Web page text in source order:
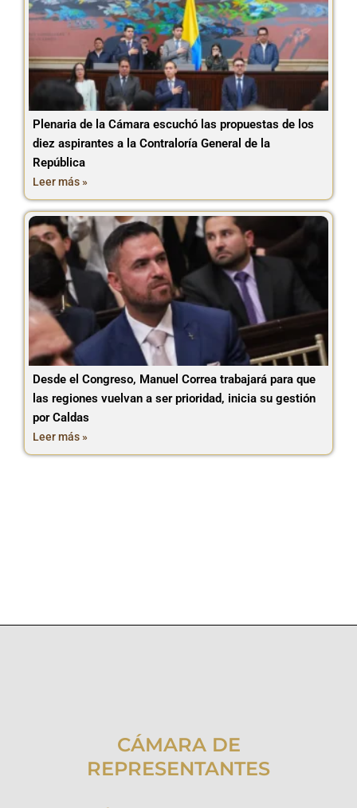
Plenaria de la Cámara escuchó las propuestas de los
diez aspirantes a la Contraloría General de la
República
Leer más »
Desde el Congreso, Manuel Correa trabajará para que
las regiones vuelvan a ser prioridad, inicia su gestión
por Caldas
Leer más »
CÁMARA DE
REPRESENTANTES